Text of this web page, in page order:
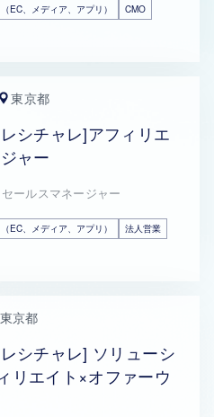
EC、メディア、アプリ）
CMO
東京都
シチャレ]アフィリエ
ャー
ールスマネージャー
EC、メディア、アプリ）
法人営業
東京都
シチャレ] ソリューシ
リエイト×オファーウ